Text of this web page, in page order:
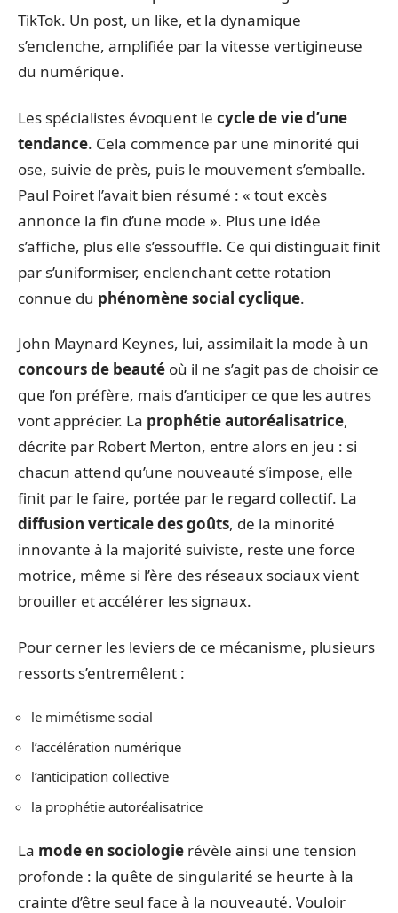
TikTok. Un post, un like, et la dynamique
s’enclenche, amplifiée par la vitesse vertigineuse
du numérique.
Les spécialistes évoquent le cycle de vie d’une
tendance. Cela commence par une minorité qui
ose, suivie de près, puis le mouvement s’emballe.
Paul Poiret l’avait bien résumé : « tout excès
annonce la fin d’une mode ». Plus une idée
s’affiche, plus elle s’essouffle. Ce qui distinguait finit
par s’uniformiser, enclenchant cette rotation
connue du phénomène social cyclique.
John Maynard Keynes, lui, assimilait la mode à un
concours de beauté où il ne s’agit pas de choisir ce
que l’on préfère, mais d’anticiper ce que les autres
vont apprécier. La prophétie autoréalisatrice,
décrite par Robert Merton, entre alors en jeu : si
chacun attend qu’une nouveauté s’impose, elle
finit par le faire, portée par le regard collectif. La
diffusion verticale des goûts, de la minorité
innovante à la majorité suiviste, reste une force
motrice, même si l’ère des réseaux sociaux vient
brouiller et accélérer les signaux.
Pour cerner les leviers de ce mécanisme, plusieurs
ressorts s’entremêlent :
le mimétisme social
l’accélération numérique
l’anticipation collective
la prophétie autoréalisatrice
La mode en sociologie révèle ainsi une tension
profonde : la quête de singularité se heurte à la
crainte d’être seul face à la nouveauté. Vouloir